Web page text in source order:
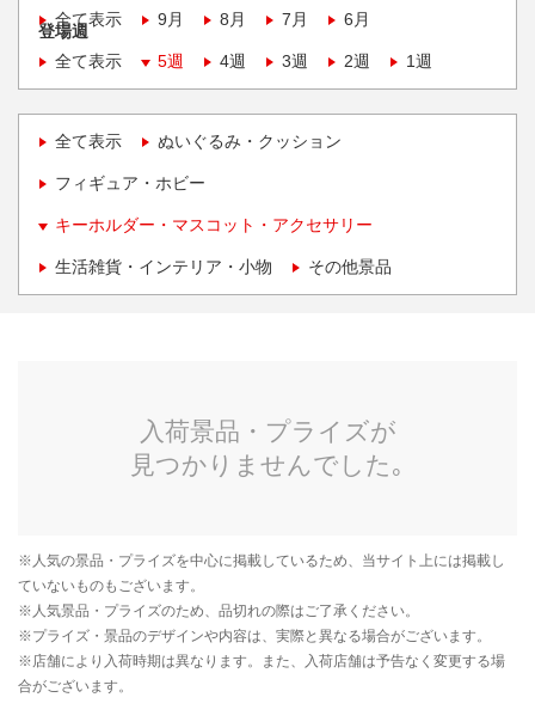
全て表示
9月 8月 7月 6月
登場週
全て表示
5週 4週 3週 2週 1週
全て表示 ぬいぐるみ・クッション
フィギュア・ホビー
キーホルダー・マスコット・アクセサリー
生活雑貨・インテリア・小物 その他景品